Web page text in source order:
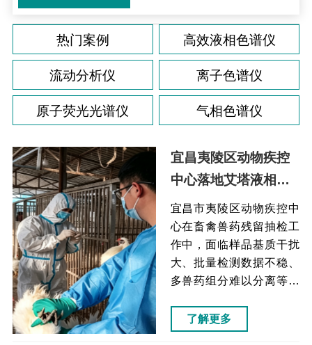
声。检测结果的准确性不能保证检测器采用
具有24位AD转换和信号采样频率80hz/s高速
数据采集器确保检测器超高灵敏度、提高了
图谱的分辨能力和准确率。液...
热门案例 高效液相色谱仪
流动分析仪 离子色谱仪
原子荧光光谱仪 气相色谱仪
宜昌夷陵区动物疾控
中心落地艾塔液相色
谱
宜昌市夷陵区动物疾控中
心在畜禽兽药残留抽检工
作中，面临样品基质干扰
大、批量检测数据不稳、
多兽药组分难以分离等问
管执法存档要求。艾塔科
仪针对性提供定制液相色
了解更多